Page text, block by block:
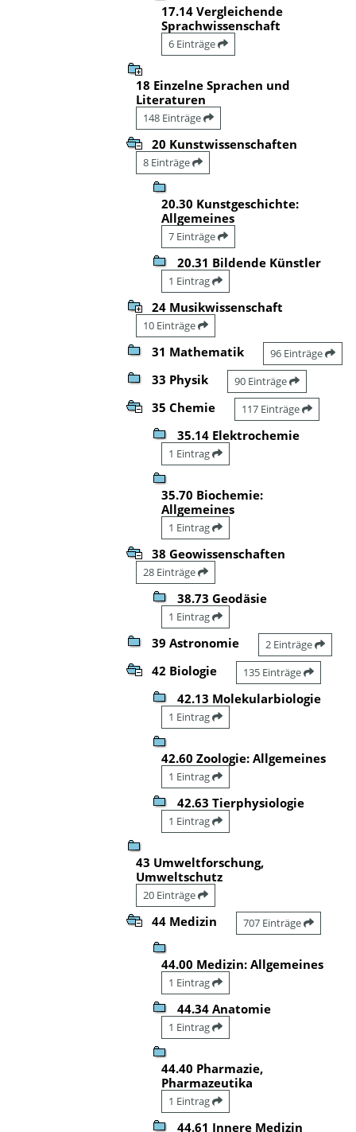
17.14 Vergleichende
Sprachwissenschaft
6 Einträge
18 Einzelne Sprachen und
Literaturen
148 Einträge
20 Kunstwissenschaften
8 Einträge
20.30 Kunstgeschichte:
Allgemeines
7 Einträge
20.31 Bildende Künstler
1 Eintrag
24 Musikwissenschaft
10 Einträge
31 Mathematik 96 Einträge
33 Physik 90 Einträge
35 Chemie 117 Einträge
35.14 Elektrochemie
1 Eintrag
35.70 Biochemie:
Allgemeines
1 Eintrag
38 Geowissenschaften
28 Einträge
38.73 Geodäsie
1 Eintrag
39 Astronomie 2 Einträge
42 Biologie 135 Einträge
42.13 Molekularbiologie
1 Eintrag
42.60 Zoologie: Allgemeines
1 Eintrag
42.63 Tierphysiologie
1 Eintrag
43 Umweltforschung,
Umweltschutz
20 Einträge
44 Medizin 707 Einträge
44.00 Medizin: Allgemeines
1 Eintrag
44.34 Anatomie
1 Eintrag
44.40 Pharmazie,
Pharmazeutika
1 Eintrag
44.61 Innere Medizin